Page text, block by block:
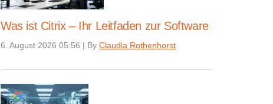
Was ist Citrix – Ihr Leitfaden zur Software
6. August 2026 05:56 | By Claudia Rothenhorst